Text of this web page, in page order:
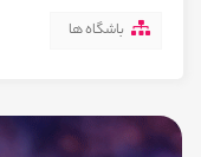
باشگاه ها